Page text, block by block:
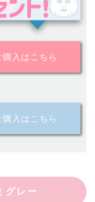
購入はこちら
購入はこちら
レー